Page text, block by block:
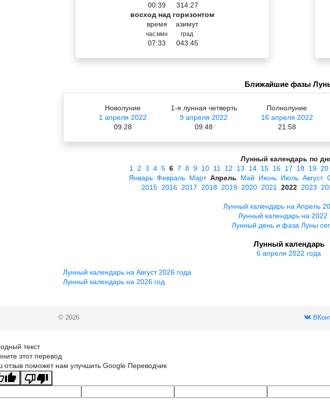
00:39
314:27
восход над горизонтом
время
час:мин
07:33
азимут
град
043:45
Ближайшие фазы
Новолуние
1 апреля 2022
09:28
1-я лунная четверть
9 апреля 2022
09:48
Полнолуние
16 апреля 2022
21:58
Лунный календарь по
1
2 3 4 5 6 7 8 9 10 11 12 13 14 15 16 17 18 19 20
Январь Февраль Март Апрель Май Июнь Июль Август
2015 2016 2017 2018 2019 2020 2021 2022 2023
Лунный календарь на Апрель
Лунный календарь на 2022
Лунный день и фаза Луны
Лунный календарь
6 апреля 2022 года
Лунный календарь на Август 2026 года
Лунный календарь на 2026 год
© 2026
текст
этот перевод
отзыв поможет нам улучшить Google Переводчик